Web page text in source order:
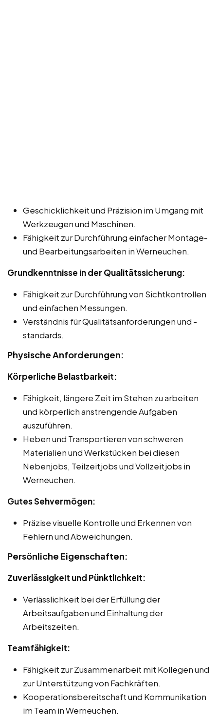
Geschicklichkeit und Präzision im Umgang mit
Werkzeugen und Maschinen.
Fähigkeit zur Durchführung einfacher Montage-
und Bearbeitungsarbeiten in Werneuchen.
Grundkenntnisse in der Qualitätssicherung:
Fähigkeit zur Durchführung von Sichtkontrollen
und einfachen Messungen.
Verständnis für Qualitätsanforderungen und -
standards.
Physische Anforderungen:
Körperliche Belastbarkeit:
Fähigkeit, längere Zeit im Stehen zu arbeiten
und körperlich anstrengende Aufgaben
auszuführen.
Heben und Transportieren von schweren
Materialien und Werkstücken bei diesen
Nebenjobs, Teilzeitjobs und Vollzeitjobs in
Werneuchen.
Gutes Sehvermögen:
Präzise visuelle Kontrolle und Erkennen von
Fehlern und Abweichungen.
Persönliche Eigenschaften:
Zuverlässigkeit und Pünktlichkeit:
Verlässlichkeit bei der Erfüllung der
Arbeitsaufgaben und Einhaltung der
Arbeitszeiten.
Teamfähigkeit:
Fähigkeit zur Zusammenarbeit mit Kollegen und
zur Unterstützung von Fachkräften.
Kooperationsbereitschaft und Kommunikation
im Team in Werneuchen.